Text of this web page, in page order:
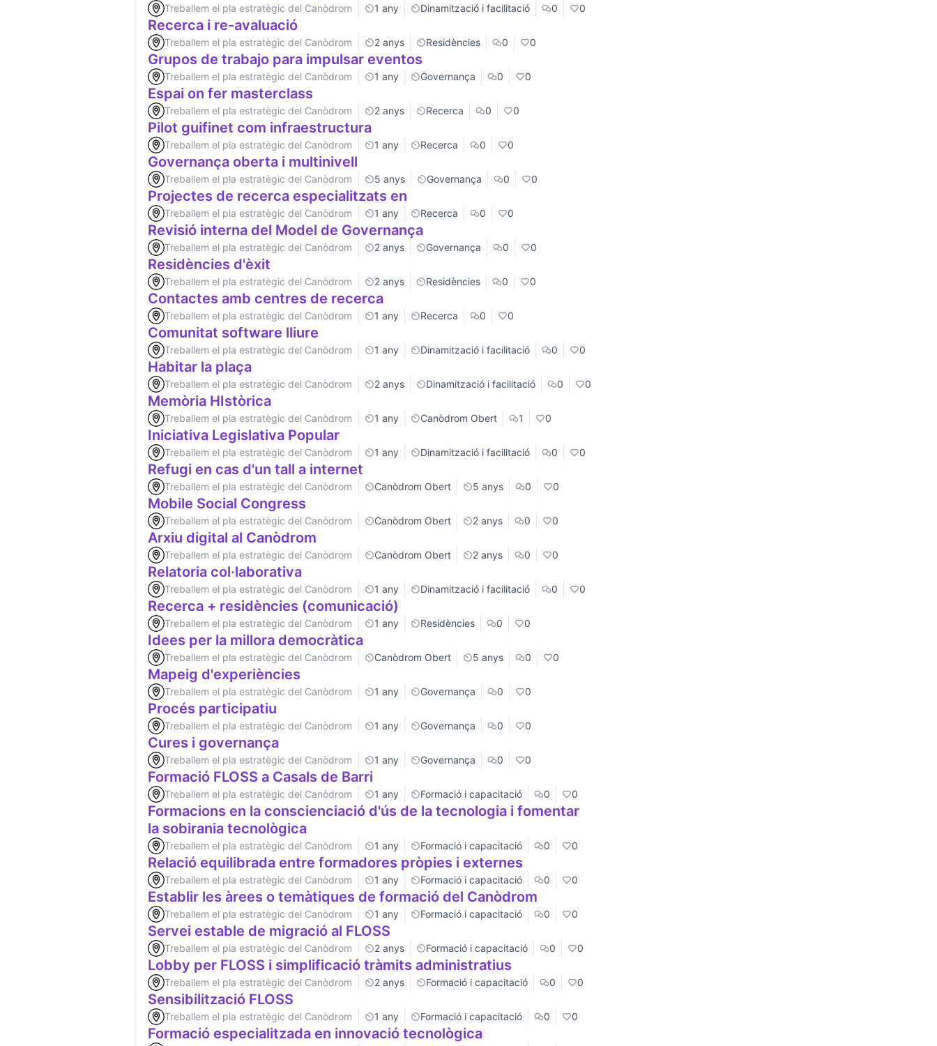
Treballem el pla estratègic del Canòdrom 1 any Dinamització i facilitació 0 0
Recerca i re-avaluació
Treballem el pla estratègic del Canòdrom 2 anys Residències 0 0
Grupos de trabajo para impulsar eventos
Treballem el pla estratègic del Canòdrom 1 any Governança 0 0
Espai on fer masterclass
Treballem el pla estratègic del Canòdrom 2 anys Recerca 0 0
Pilot guifinet com infraestructura
Treballem el pla estratègic del Canòdrom 1 any Recerca 0 0
Governança oberta i multinivell
Treballem el pla estratègic del Canòdrom 5 anys Governança 0 0
Projectes de recerca especialitzats en
Treballem el pla estratègic del Canòdrom 1 any Recerca 0 0
Revisió interna del Model de Governança
Treballem el pla estratègic del Canòdrom 2 anys Governança 0 0
Residències d'èxit
Treballem el pla estratègic del Canòdrom 2 anys Residències 0 0
Contactes amb centres de recerca
Treballem el pla estratègic del Canòdrom 1 any Recerca 0 0
Comunitat software lliure
Treballem el pla estratègic del Canòdrom 1 any Dinamització i facilitació 0 0
Habitar la plaça
Treballem el pla estratègic del Canòdrom 2 anys Dinamització i facilitació 0 0
Memòria HIstòrica
Treballem el pla estratègic del Canòdrom 1 any Canòdrom Obert 1 0
Iniciativa Legislativa Popular
Treballem el pla estratègic del Canòdrom 1 any Dinamització i facilitació 0 0
Refugi en cas d'un tall a internet
Treballem el pla estratègic del Canòdrom Canòdrom Obert 5 anys 0 0
Mobile Social Congress
Treballem el pla estratègic del Canòdrom Canòdrom Obert 2 anys 0 0
Arxiu digital al Canòdrom
Treballem el pla estratègic del Canòdrom Canòdrom Obert 2 anys 0 0
Relatoria col·laborativa
Treballem el pla estratègic del Canòdrom 1 any Dinamització i facilitació 0 0
Recerca + residències (comunicació)
Treballem el pla estratègic del Canòdrom 1 any Residències 0 0
Idees per la millora democràtica
Treballem el pla estratègic del Canòdrom Canòdrom Obert 5 anys 0 0
Mapeig d'experiències
Treballem el pla estratègic del Canòdrom 1 any Governança 0 0
Procés participatiu
Treballem el pla estratègic del Canòdrom 1 any Governança 0 0
Cures i governança
Treballem el pla estratègic del Canòdrom 1 any Governança 0 0
Formació FLOSS a Casals de Barri
Treballem el pla estratègic del Canòdrom 1 any Formació i capacitació 0 0
Formacions en la conscienciació d'ús de la tecnologia i fomentar
la sobirania tecnològica
Treballem el pla estratègic del Canòdrom 1 any Formació i capacitació 0 0
Relació equilibrada entre formadores pròpies i externes
Treballem el pla estratègic del Canòdrom 1 any Formació i capacitació 0 0
Establir les àrees o temàtiques de formació del Canòdrom
Treballem el pla estratègic del Canòdrom 1 any Formació i capacitació 0 0
Servei estable de migració al FLOSS
Treballem el pla estratègic del Canòdrom 2 anys Formació i capacitació 0 0
Lobby per FLOSS i simplificació tràmits administratius
Treballem el pla estratègic del Canòdrom 2 anys Formació i capacitació 0 0
Sensibilització FLOSS
Treballem el pla estratègic del Canòdrom 1 any Formació i capacitació 0 0
Formació especialitzada en innovació tecnològica